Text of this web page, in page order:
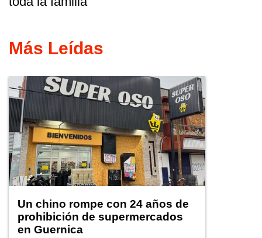
Más Leídas
Un chino rompe con 24 años de
prohibición de supermercados
en Guernica